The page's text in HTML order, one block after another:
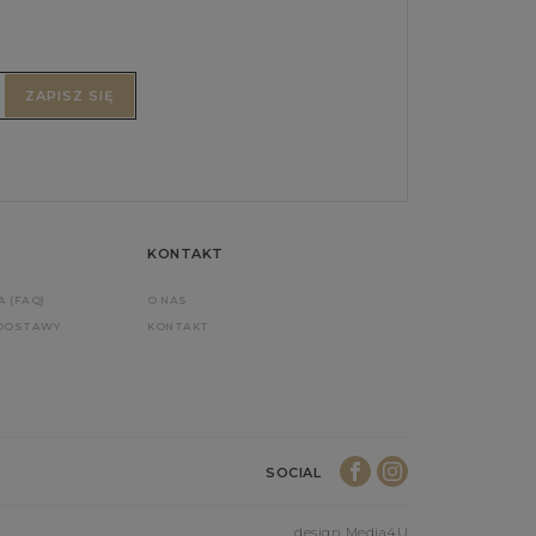
ZAPISZ SIĘ
(FAQ)
KONTAKT
O NAS
KONTAKT
SOCIAL
design Media4U